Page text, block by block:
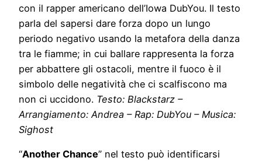
con il rapper americano dell’Iowa DubYou. Il testo
parla del sapersi dare forza dopo un lungo
periodo negativo usando la metafora della danza
tra le fiamme; in cui ballare rappresenta la forza
per abbattere gli ostacoli, mentre il fuoco è il
simbolo delle negatività che ci scalfiscono ma
non ci uccidono. Testo: Blackstarz –
Arrangiamento: Andrea – Rap: DubYou – Musica:
Sighost
“Another Chance” nel testo può identificarsi